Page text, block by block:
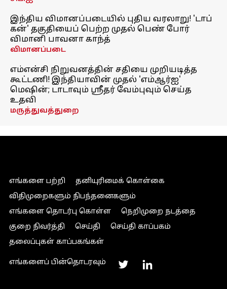
இந்திய விமானப்படையில் புதிய வரலாறு! 'டாப்
கன்' தகுதியைப் பெற்ற முதல் பெண் போர்
விமானி பாவனா காந்த்
விமானப்படை
எம்என்சி நிறுவனத்தின் சதியை முறியடித்த
கூட்டணி! இந்தியாவின் முதல் 'எம்ஆர்ஐ'
மெஷின்; டாடாவும் ஸ்ரீதர் வேம்புவும் செய்த
உதவி
மருத்துவத்துறை
எங்களை பற்றி
தனியுரிமைக் கொள்கை
விதிமுறைகளும் நிபந்தனைகளும்
எங்களை தொடர்பு கொள்ள
நெறிமுறை நடத்தை
குறை நிவர்த்தி
செய்தி
செய்தி காப்பகம்
தலைப்புகள் காப்பகங்கள்
எங்களைப் பின்தொடரவும்